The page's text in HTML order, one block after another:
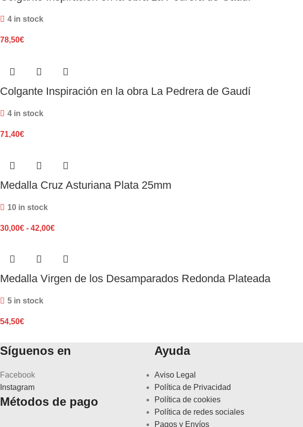
4 in stock
78,50€
Colgante Inspiración en la obra La Pedrera de Gaudí
4 in stock
71,40€
Medalla Cruz Asturiana Plata 25mm
10 in stock
30,00€ - 42,00€
Medalla Virgen de los Desamparados Redonda Plateada
5 in stock
54,50€
Síguenos en
Facebook
Instagram
Métodos de pago
Ayuda
Aviso Legal
Política de Privacidad
Política de cookies
Política de redes sociales
Pagos y Envíos